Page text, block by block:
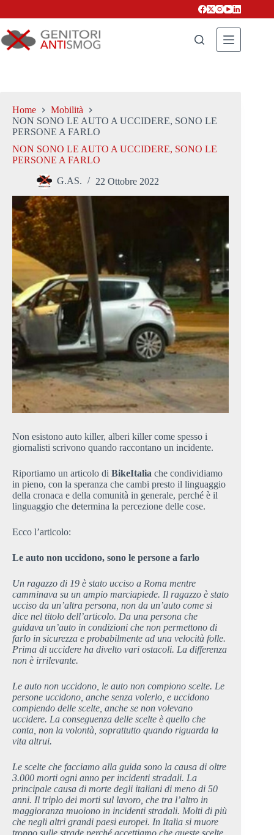
Home
Mobilità
NON SONO LE AUTO A UCCIDERE, SONO LE
PERSONE A FARLO
NON SONO LE AUTO A UCCIDERE, SONO LE
PERSONE A FARLO
G.AS. 22 Ottobre 2022
Non esistono auto killer, alberi killer come spesso i
giornalisti scrivono quando raccontano un incidente.
Riportiamo un articolo di BikeItalia che condividiamo
in pieno, con la speranza che cambi presto il linguaggio
della cronaca e della comunità in generale, perché è il
linguaggio che determina la percezione delle cose.
Ecco l’articolo:
Le auto non uccidono, sono le persone a farlo
Un ragazzo di 19 è stato ucciso a Roma mentre
camminava su un ampio marciapiede. Il ragazzo è stato
ucciso da un’altra persona, non da un’auto come si
dice nel titolo dell’articolo. Da una persona che
guidava un’auto in condizioni che non permettono di
farlo in sicurezza e probabilmente ad una velocità folle.
Prima di uccidere ha divelto vari ostacoli. La differenza
non è irrilevante.
Le auto non uccidono, le auto non compiono scelte. Le
persone uccidono, anche senza volerlo, e uccidono
compiendo delle scelte, anche se non volevano
uccidere. La conseguenza delle scelte è quello che
conta, non la volontà, soprattutto quando riguarda la
vita altrui.
Le scelte che facciamo alla guida sono la causa di oltre
3.000 morti ogni anno per incidenti stradali. La
principale causa di morte degli italiani di meno di 50
anni. Il triplo dei morti sul lavoro, che tra l’altro in
maggioranza muoiono in incidenti stradali. Molti di più
che negli altri grandi paesi europei. In Italia si muore
troppo sulle strade perché accettiamo che queste scelte